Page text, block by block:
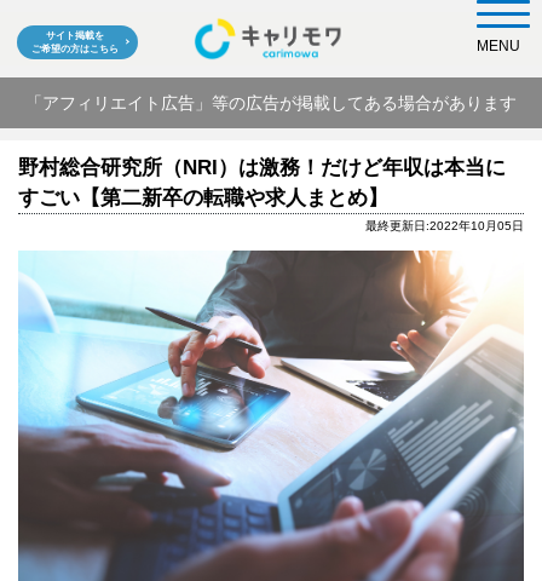
サイト掲載を
ご希望の方はこちら
「アフィリエイト広告」等の広告が掲載してある場合があります
MENU
野村総合研究所（NRI）は激務！だけど年収は本当に
すごい【第二新卒の転職や求人まとめ】
最終更新日:2022年10月05日